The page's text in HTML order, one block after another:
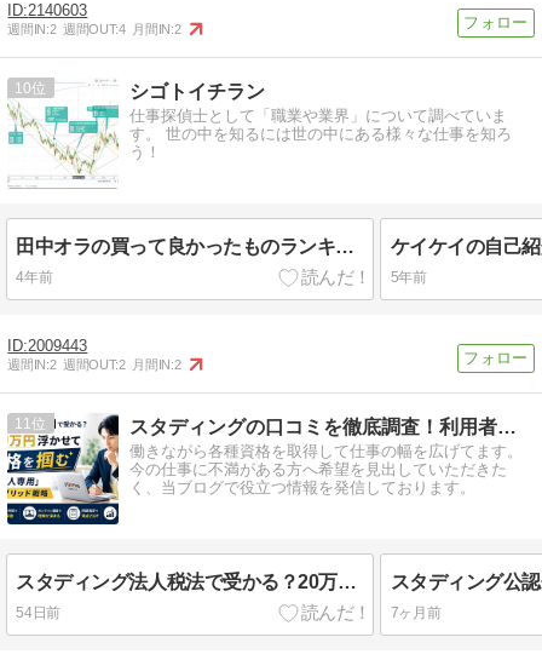
2140603
週間IN:2 週間OUT:4 月間IN:2
10 シゴトイチラン
仕事探偵士として「職業や業界」について調べていま
す。 世の中を知るには世の中にある様々な仕事を知ろ
う！
田中オラの買って良かったものランキング【生活編】
4年前 5年前
2009443
週間IN:2 週間OUT:2 月間IN:2
11 スタディングの口コミを徹底調査！利用者の評判をご紹介
働きながら各種資格を取得して仕事の幅を広げてます。
今の仕事に不満がある方へ希望を見出していただきた
く、当ブログで役立つ情報を発信しております。
スタディング法人税法で受かる？20万円浮かせて合格を掴む「社会人専用」ハイブリッド戦略
54日前 7ヶ月前